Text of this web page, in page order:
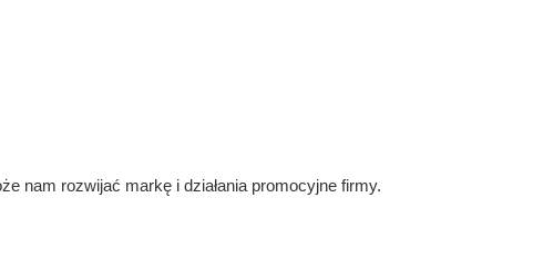
nam rozwijać markę i działania promocyjne firmy.